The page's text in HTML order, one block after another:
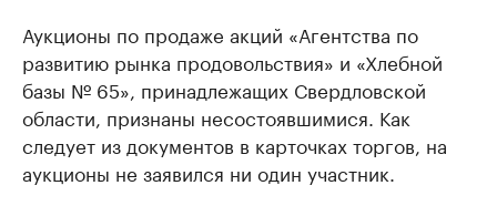
Аукционы по продаже акций «Агентства по
развитию рынка продовольствия» и «Хлебной
базы № 65», принадлежащих Свердловской
области, признаны несостоявшимися. Как
следует из документов в карточках торгов, на
аукционы не заявился ни один участник.